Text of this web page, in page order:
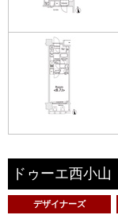
ドゥーエ西小山
デザイナーズ